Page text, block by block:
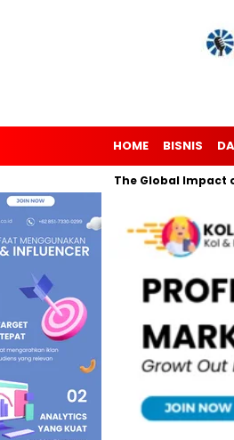
HOME BISNIS
Soccer: The Global Impact of